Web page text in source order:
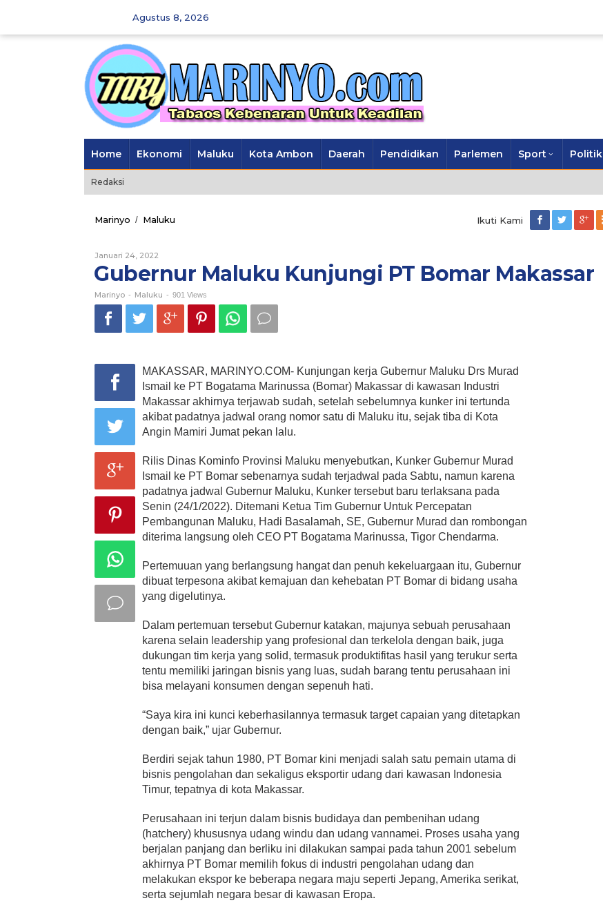
Agustus 8, 2026
Home Ekonomi Maluku Kota Ambon Daerah Pendidikan Parlemen Sport Politik
Redaksi
Marinyo / Maluku
Bomar
Makassar
Ikuti Kami
Januari 24, 2022
Gubernur Maluku Kunjungi PT Bomar Makassar
Marinyo - Maluku - 901 Views
MAKASSAR, MARINYO.COM- Kunjungan kerja Gubernur Maluku Drs Murad
Ismail ke PT Bogatama Marinussa (Bomar) Makassar di kawasan Industri
Makassar akhirnya terjawab sudah, setelah sebelumnya kunker ini tertunda
akibat padatnya jadwal orang nomor satu di Maluku itu, sejak tiba di Kota
Angin Mamiri Jumat pekan lalu.
Rilis Dinas Kominfo Provinsi Maluku menyebutkan, Kunker Gubernur Murad
Ismail ke PT Bomar sebenarnya sudah terjadwal pada Sabtu, namun karena
padatnya jadwal Gubernur Maluku, Kunker tersebut baru terlaksana pada
Senin (24/1/2022). Ditemani Ketua Tim Gubernur Untuk Percepatan
Pembangunan Maluku, Hadi Basalamah, SE, Gubernur Murad dan rombongan
diterima langsung oleh CEO PT Bogatama Marinussa, Tigor Chendarma.
Pertemuuan yang berlangsung hangat dan penuh kekeluargaan itu, Gubernur
dibuat terpesona akibat kemajuan dan kehebatan PT Bomar di bidang usaha
yang digelutinya.
Dalam pertemuan tersebut Gubernur katakan, majunya sebuah perusahaan
karena selain leadership yang profesional dan terkelola dengan baik, juga
dukungan tim kerja yang solid, termasuk produktifitas hasil yang terukur serta
tentu memiliki jaringan bisnis yang luas, sudah barang tentu perusahaan ini
bisa melayani konsumen dengan sepenuh hati.
“Saya kira ini kunci keberhasilannya termasuk target capaian yang ditetapkan
dengan baik,” ujar Gubernur.
Berdiri sejak tahun 1980, PT Bomar kini menjadi salah satu pemain utama di
bisnis pengolahan dan sekaligus eksportir udang dari kawasan Indonesia
Timur, tepatnya di kota Makassar.
Perusahaan ini terjun dalam bisnis budidaya dan pembenihan udang
(hatchery) khususnya udang windu dan udang vannamei. Proses usaha yang
berjalan panjang dan berliku ini dilakukan sampai pada tahun 2001 sebelum
akhirnya PT Bomar memilih fokus di industri pengolahan udang dan
melakukan ekspor ke beberapa negara maju seperti Jepang, Amerika serikat,
serta sejumlah negara besar di kawasan Eropa.